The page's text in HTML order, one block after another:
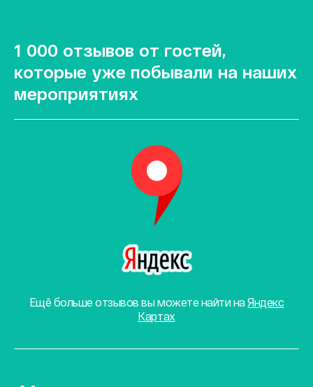
1 000 отзывов от гостей,
которые уже побывали на наших
мероприятиях
Ещё больше отзывов вы можете найти наЯндекс
Картах